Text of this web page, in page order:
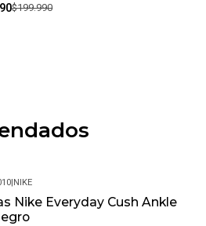
$199.990
|NIKE
Nike Everyday Cush Ankle